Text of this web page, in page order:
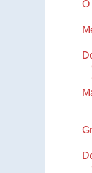
O